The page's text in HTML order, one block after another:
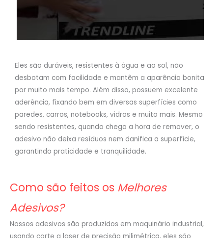
Eles são duráveis, resistentes à água e ao sol, não
desbotam com facilidade e mantêm a aparência bonita
por muito mais tempo. Além disso, possuem excelente
aderência, fixando bem em diversas superfícies como
paredes, carros, notebooks, vidros e muito mais. Mesmo
sendo resistentes, quando chega a hora de remover, o
adesivo não deixa resíduos nem danifica a superfície,
garantindo praticidade e tranquilidade.
Como são feitos os Melhores
Adesivos?
Nossos adesivos são produzidos em maquinário industrial,